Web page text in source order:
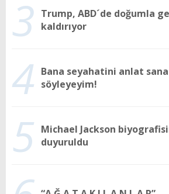
3 Trump, ABD´de doğumla
kaldırıyor
4 Bana seyahatini anlat
söyleyeyim!
5 Michael Jackson
duyuruldu